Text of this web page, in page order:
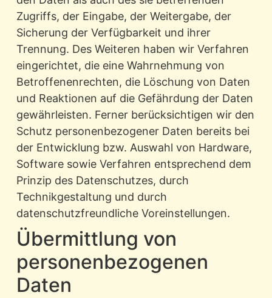
Zugriffs, der Eingabe, der Weitergabe, der
Sicherung der Verfügbarkeit und ihrer
Trennung. Des Weiteren haben wir Verfahren
eingerichtet, die eine Wahrnehmung von
Betroffenenrechten, die Löschung von Daten
und Reaktionen auf die Gefährdung der Daten
gewährleisten. Ferner berücksichtigen wir den
Schutz personenbezogener Daten bereits bei
der Entwicklung bzw. Auswahl von Hardware,
Software sowie Verfahren entsprechend dem
Prinzip des Datenschutzes, durch
Technikgestaltung und durch
datenschutzfreundliche Voreinstellungen.
Übermittlung von
personenbezogenen
Daten